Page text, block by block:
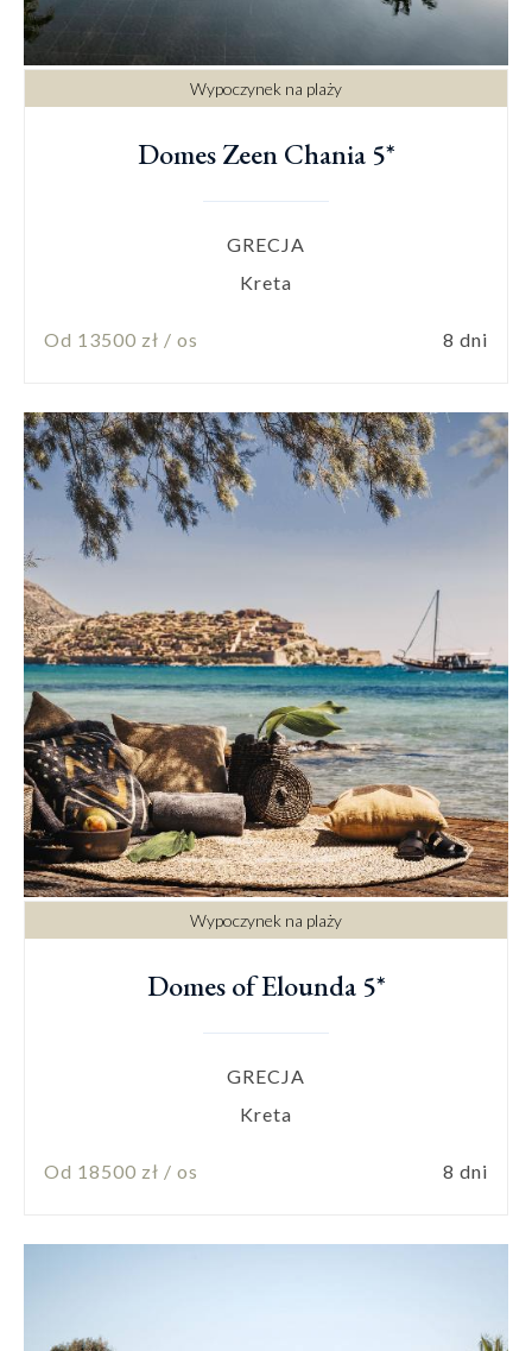
Wypoczynek na plaży
Domes Zeen Chania 5*
GRECJA
Kreta
Od 13500 zł / os 8 dni
Wypoczynek na plaży
Domes of Elounda 5*
GRECJA
Kreta
Od 18500 zł / os 8 dni